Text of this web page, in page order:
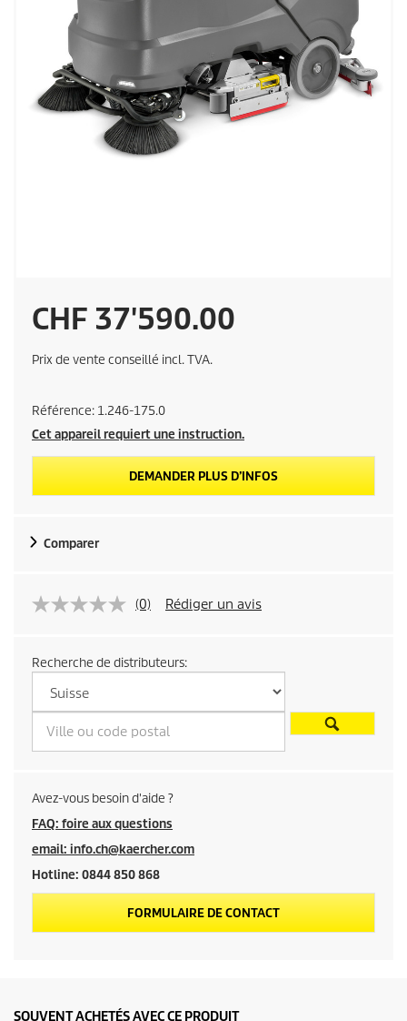
P
r
i
x
d
e
e
o
n
s
e
CHF 37'590.00
Prix de vente conseillé incl. TVA.
Référence: 1.246-175.0
Cet appareil requiert une instruction.
DEMANDER PLUS D’INFOS
Comparer
(0) Rédiger un avis
Recherche de distributeurs:
Avez-vous besoin d'aide ?
FAQ: foire aux questions
email: info.ch@kaercher.com
Hotline: 0844 850 868
FORMULAIRE DE CONTACT
SOUVENT ACHETÉS AVEC CE PRODUIT